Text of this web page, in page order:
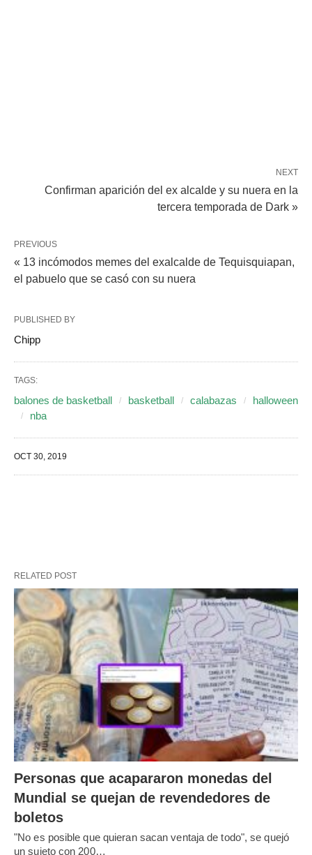
NEXT
Confirman aparición del ex alcalde y su nuera en la
tercera temporada de Dark »
PREVIOUS
« 13 incómodos memes del exalcalde de Tequisquiapan,
el pabuelo que se casó con su nuera
PUBLISHED BY
Chipp
TAGS:
balones de basketball basketball calabazas
halloween
nba
OCT 30, 2019
RELATED POST
Personas que acapararon monedas del
Mundial se quejan de revendedores de
boletos
"No es posible que quieran sacan ventaja de todo", se quejó
un sujeto con 200…